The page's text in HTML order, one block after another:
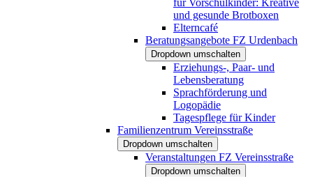
und gesunde Brotboxen
Elterncafé
Beratungsangebote FZ Urdenbach
Dropdown umschalten
Erziehungs-, Paar- und
Lebensberatung
Sprachförderung und
Logopädie
Tagespflege für Kinder
Familienzentrum Vereinsstraße
Dropdown umschalten
Veranstaltungen FZ Vereinsstraße
Dropdown umschalten